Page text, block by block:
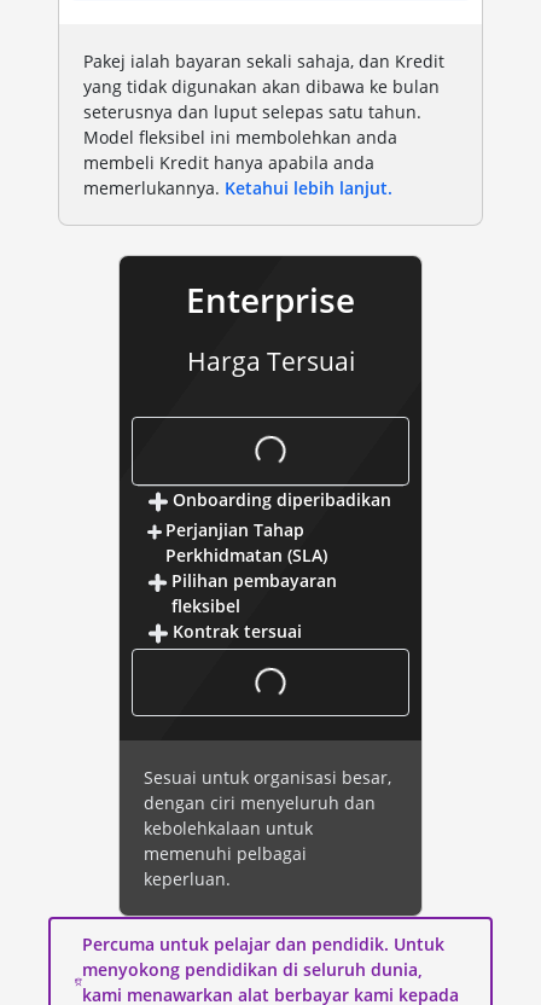
Pakej ialah bayaran sekali sahaja, dan Kredit
yang tidak digunakan akan dibawa ke bulan
seterusnya dan luput selepas satu tahun.
Model fleksibel ini membolehkan anda
membeli Kredit hanya apabila anda
memerlukannya. Ketahui lebih lanjut.
Enterprise
Harga Tersuai
Onboarding diperibadikan
Perjanjian Tahap
Perkhidmatan (SLA)
Pilihan pembayaran
fleksibel
Kontrak tersuai
Sesuai untuk organisasi besar,
dengan ciri menyeluruh dan
kebolehkalaan untuk
memenuhi pelbagai
keperluan.
Percuma untuk pelajar dan pendidik. Untuk
menyokong pendidikan di seluruh dunia,
kami menawarkan alat berbayar kami kepada